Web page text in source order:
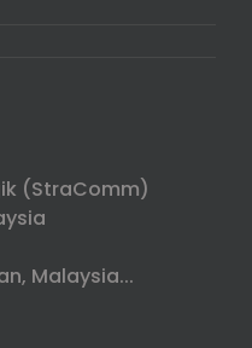
(StraComm)
Malaysia...